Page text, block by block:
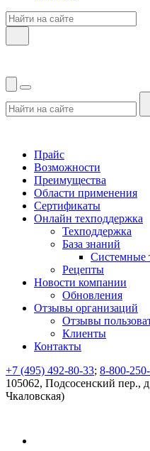
Прайс
Возможности
Преимущества
Области применения
Сертификаты
Онлайн техподдержка
Техподдержка
База знаний
Системные
Рецепты
Новости компании
Обновления
Отзывы организаций
Отзывы
Клиенты
Контакты
+7 (495) 492-80-33; 8-800-
105062, Подсосенский пер.,
Чкаловская)